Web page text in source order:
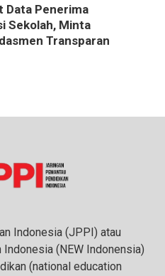
Data Penerima
Sekolah, Minta
Transparan
Indonesia (JPPI) atau
(NEW Indonensia)
(national education